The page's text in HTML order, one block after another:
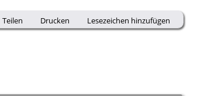
Teilen Drucken Lesezeichen hinzufügen